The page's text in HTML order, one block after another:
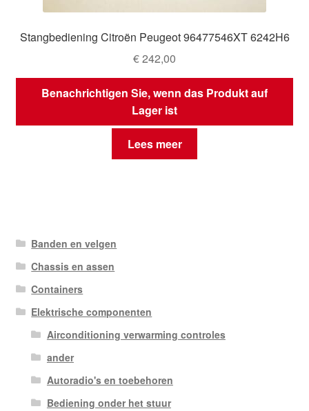
Stangbediening Citroën Peugeot 96477546XT 6242H6
€242,00
Benachrichtigen Sie, wenn das Produkt auf
Lager ist
Lees meer
Banden en velgen
Chassis en assen
Containers
Elektrische componenten
Airconditioning verwarming controles
ander
Autoradio's en toebehoren
Bediening onder het stuur